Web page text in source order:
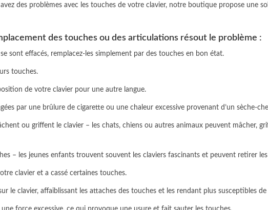
des problèmes avec les touches de votre clavier, notre boutique propose une
des touches ou des articulations résout le problème :
sont effacés, remplacez-les simplement par des touches en bon état.
touches.
de votre clavier pour une autre langue.
par une brûlure de cigarette ou une chaleur excessive provenant d’un sèche-
ou griffent le clavier – les chats, chiens ou autres animaux peuvent mâcher,
– les jeunes enfants trouvent souvent les claviers fascinants et peuvent retirer
clavier et a cassé certaines touches.
le clavier, affaiblissant les attaches des touches et les rendant plus susceptibles